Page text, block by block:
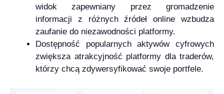
widok zapewniany przez gromadzenie
informacji z różnych źródeł online wzbudza
zaufanie do niezawodności platformy.
Dostępność popularnych aktywów cyfrowych
zwiększa atrakcyjność platformy dla traderów,
którzy chcą zdywersyfikować swoje portfele.